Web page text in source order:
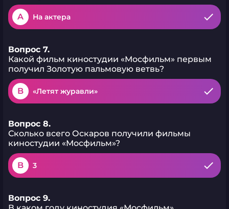
A На актера
Вопрос 7.
Какой фильм киностудии «Мосфильм» первым
получил Золотую пальмовую ветвь?
B «Летят журавли»
Вопрос 8.
Сколько всего Оскаров получили фильмы
киностудии «Мосфильм»?
B 3
Вопрос 9.